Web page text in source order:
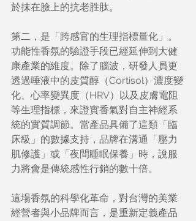
於抹在臉上的抗老胜肽。
第二，是「跨感官的生理指標量化」。
功能性香氛的驗證手段已經延伸到大健
康產業的維度。除了腦波，研發人員更
透過唾液中的皮質醇（Cortisol）濃度變
化、心率變異度（HRV）以及皮膚電阻
等生理指標，來證實香氣對自主神經系
統的實質調節。當產品具備了這類「臨
床級」的數據支持，品牌在溝通「壓力
肌修護」或「夜間睡眠保養」時，說服
力將會是傳統感性行銷的數十倍。
這場香氛的科學化革命，對台灣的美業
經營者與小品牌而言，是重新定義產品